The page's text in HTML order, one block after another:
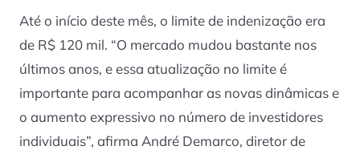
Até o início deste mês, o limite de indenização era
de R$ 120 mil. “O mercado mudou bastante nos
últimos anos, e essa atualização no limite é
importante para acompanhar as novas dinâmicas e
o aumento expressivo no número de investidores
individuais”, afirma André Demarco, diretor de